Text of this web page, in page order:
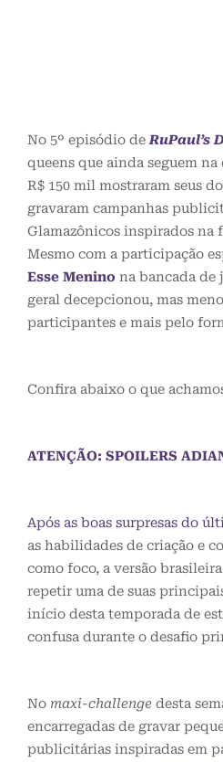
No 5º episódio deRuPaul’s
queens que ainda seguem
R$ 150 mil mostraram seus
gravaram campanhas
Glamazônicos inspirados na
Mesmo com a participação
Esse Menino na bancada de
geral decepcionou, mas
participantes e mais pelo
Confira abaixo o que
ATENÇÃO: SPOILERS
Após as boas surpresas do
as habilidades de criação e
como foco, a versão
repetir uma de suas
início desta temporada de
confusa durante o desafio
No maxi-challenge desta
encarregadas de gravar
publicitárias inspiradas em